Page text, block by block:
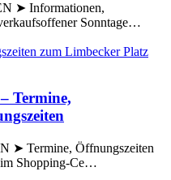
➤ Informationen,
Sonntage…
Termine,
➤ Termine, Öffnungszeiten
im Shopping-Ce…